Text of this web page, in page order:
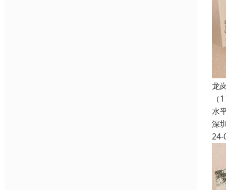
龙
水
深
24-